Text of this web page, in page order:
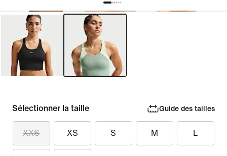
Sélectionner la taille Guide des tailles
XXS XS S M L